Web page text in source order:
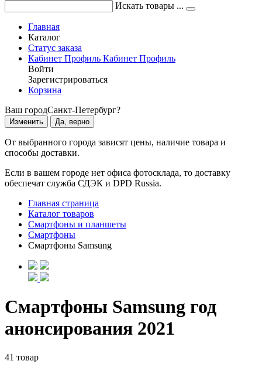
Искать товары ...
Главная
Каталог
Статус заказа
Кабинет Профиль Кабинет Профиль
Войти
Зарегистрироваться
Корзина
Ваш городСанкт-Петербург?
Изменить Да, верно
От выбранного города зависят цены, наличие товара и
способы доставки.
Если в вашем городе нет офиса фотосклада, то доставку
обеспечат служба СДЭК и DPD Russia.
Главная страница
Каталог товаров
Смартфоны и планшеты
Смартфоны
Смартфоны Samsung
Смартфоны Samsung год
анонсирования 2021
41 товар